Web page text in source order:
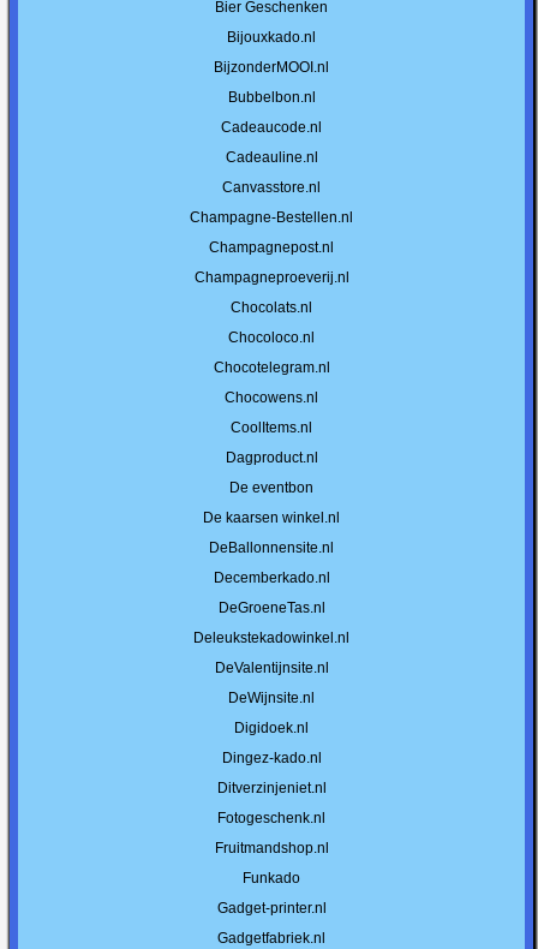
Bier Geschenken
Bijouxkado.nl
BijzonderMOOI.nl
Bubbelbon.nl
Cadeaucode.nl
Cadeauline.nl
Canvasstore.nl
Champagne-Bestellen.nl
Champagnepost.nl
Champagneproeverij.nl
Chocolats.nl
Chocoloco.nl
Chocotelegram.nl
Chocowens.nl
CoolItems.nl
Dagproduct.nl
De eventbon
De kaarsen winkel.nl
DeBallonnensite.nl
Decemberkado.nl
DeGroeneTas.nl
Deleukstekadowinkel.nl
DeValentijnsite.nl
DeWijnsite.nl
Digidoek.nl
Dingez-kado.nl
Ditverzinjeniet.nl
Fotogeschenk.nl
Fruitmandshop.nl
Funkado
Gadget-printer.nl
Gadgetfabriek.nl